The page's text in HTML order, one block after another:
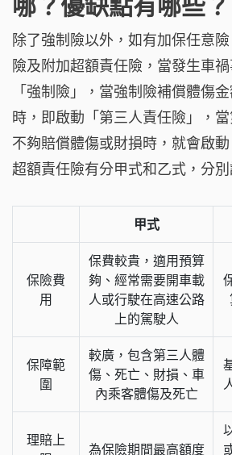
除了強制險以外，如有加保任意
險及附加超額責任險，當發生車
「強制險」，當強制險補償體傷
時，即啟動「第三人責任險」，
不夠賠償體傷或財損時，就會啟
超額責任險有分甲式和乙式，分別
甲式
保險費
用
保費較貴，適用預算
夠、經常需要開車載
人或行駛在高速公路
上的駕駛人
保障範
圍
較廣，包含第三人體
傷、死亡、財損、車
內乘客體傷及死亡
理賠上
為保險期間最高額度